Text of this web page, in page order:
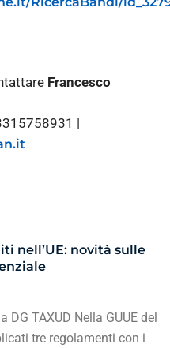
Francesco
|
nell’UE: novità sulle
DG TAXUD Nella GUUE del
tre regolamenti con i